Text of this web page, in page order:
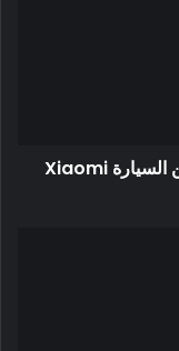
سقف أسود ذهبي +
شركة شاومي تعرض النموذج الاولي من السيارة Xiaomi